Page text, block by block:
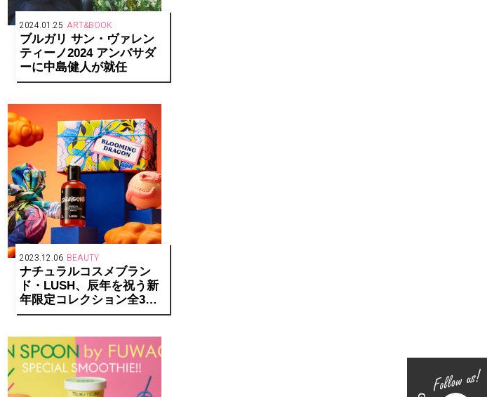
2024.01.25 ART&BOOK
ブルガリ サン・ヴァレン
ティーノ2024 アンバサダ
ーに中島健人が就任
2023.12.06 BEAUTY
ナチュラルコスメブラン
ド・LUSH、辰年を祝う新
年限定コレクション全3種
を発売